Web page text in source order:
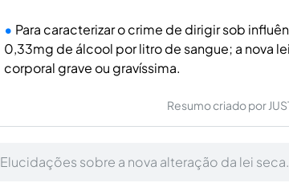
Para caracterizar o crime de dirigir sob
0,33mg de álcool por litro de sangue; a nova
corporal grave ou gravíssima.
Resumo criado por
Elucidações sobre a nova alteração da lei seca.